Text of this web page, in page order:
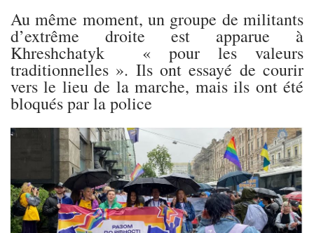
Au même moment, un groupe de militants
d’extrême droite est apparue à
Khreshchatyk « pour les valeurs
traditionnelles ». Ils ont essayé de courir
vers le lieu de la marche, mais ils ont été
bloqués par la police